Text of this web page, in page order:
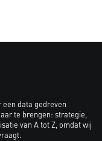
data gedreven
te brengen: strategie,
van A tot Z, omdat wij